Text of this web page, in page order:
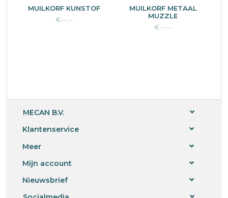
MUILKORF KUNSTOF
€--,--
MUILKORF METAAL
MUZZLE
€--,--
MECAN B.V.
Klantenservice
Meer
Mijn account
Nieuwsbrief